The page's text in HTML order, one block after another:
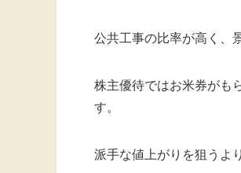
公共工事の比率が高く、
株主優待ではお米券がも
す。
派手な値上がりを狙うよ